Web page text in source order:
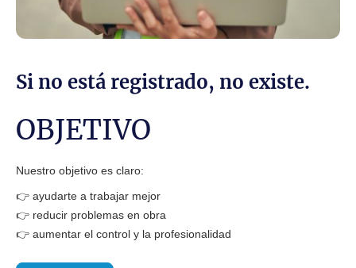
Si no está registrado, no existe.
OBJETIVO
Nuestro objetivo es claro:
👉 ayudarte a trabajar mejor
👉 reducir problemas en obra
👉 aumentar el control y la profesionalidad